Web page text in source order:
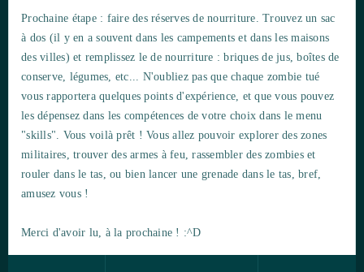
Prochaine étape : faire des réserves de nourriture. Trouvez un sac
à dos (il y en a souvent dans les campements et dans les maisons
des villes) et remplissez le de nourriture : briques de jus, boîtes de
conserve, légumes, etc... N'oubliez pas que chaque zombie tué
vous rapportera quelques points d'expérience, et que vous pouvez
les dépensez dans les compétences de votre choix dans le menu
"skills". Vous voilà prêt ! Vous allez pouvoir explorer des zones
militaires, trouver des armes à feu, rassembler des zombies et
rouler dans le tas, ou bien lancer une grenade dans le tas, bref,
amusez vous !
Merci d'avoir lu, à la prochaine ! :^D